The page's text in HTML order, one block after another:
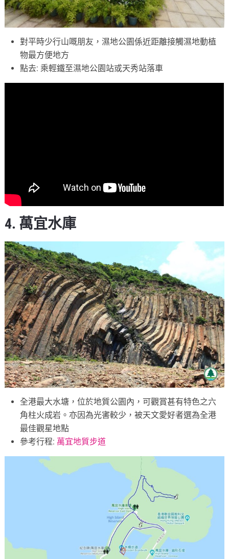
對平時少行山嘅朋友，濕地公園係近距離接觸濕地動植
物最方便地方
點去: 乘輕鐵至濕地公園站或天秀站落車
4. 萬宜水庫
全港最大水塘，位於地質公園內，可觀賞甚有特色之六
角柱火成岩。亦因為光害較少，被天文愛好者選為全港
最佳觀星地點
參考行程: 萬宜地質步道